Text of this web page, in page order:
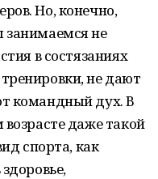
Но, конечно,
не
в состязаниях
не дают
командный дух. В
даже такой
спорта, как